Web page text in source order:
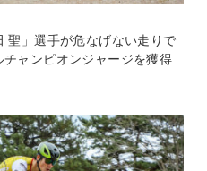
聖」選手が危なげない走りで
ャンピオンジャージを獲得